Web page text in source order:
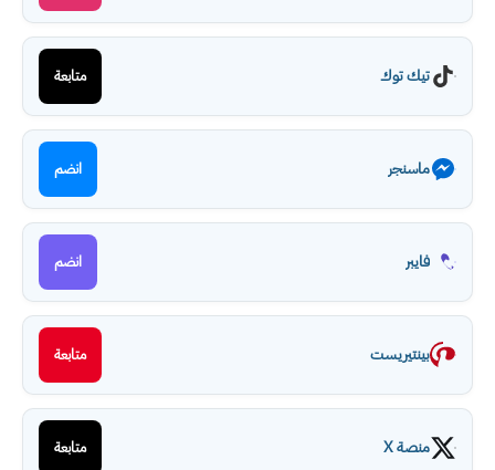
تيك توك متابعة
ماسنجر انضم
فايبر انضم
بينتيريست متابعة
منصة X متابعة